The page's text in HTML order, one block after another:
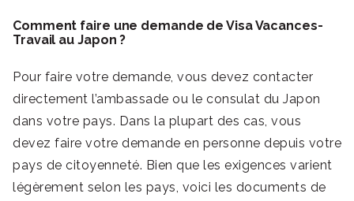
Comment faire une demande de Visa Vacances-
Travail au Japon ?
Pour faire votre demande, vous devez contacter
directement l’ambassade ou le consulat du Japon
dans votre pays. Dans la plupart des cas, vous
devez faire votre demande en personne depuis votre
pays de citoyenneté. Bien que les exigences varient
légèrement selon les pays, voici les documents de